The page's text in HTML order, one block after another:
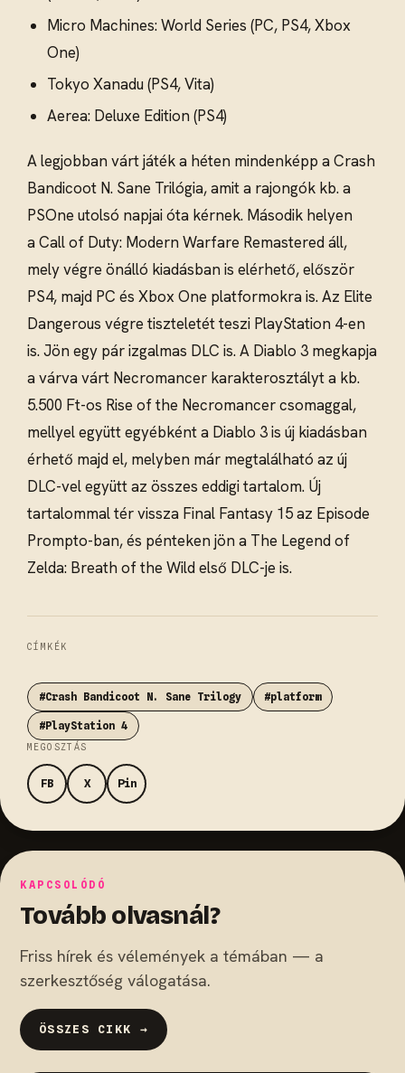
Micro Machines: World Series (PC, PS4, Xbox
One)
Tokyo Xanadu (PS4, Vita)
Aerea: Deluxe Edition (PS4)
A legjobban várt játék a héten mindenképp a Crash
Bandicoot N. Sane Trilógia, amit a rajongók kb. a
PSOne utolsó napjai óta kérnek. Második helyen
a Call of Duty: Modern Warfare Remastered áll,
mely végre önálló kiadásban is elérhető, először
PS4, majd PC és Xbox One platformokra is. Az Elite
Dangerous végre tiszteletét teszi PlayStation 4-en
is. Jön egy pár izgalmas DLC is. A Diablo 3 megkapja
a várva várt Necromancer karakterosztályt a kb.
5.500 Ft-os Rise of the Necromancer csomaggal,
mellyel együtt egyébként a Diablo 3 is új kiadásban
érhető majd el, melyben már megtalálható az új
DLC-vel együtt az összes eddigi tartalom. Új
tartalommal tér vissza Final Fantasy 15 az Episode
Prompto-ban, és pénteken jön a The Legend of
Zelda: Breath of the Wild első DLC-je is.
CÍMKÉK
#Crash Bandicoot N. Sane Trilogy #platform
#PlayStation 4
MEGOSZTÁS
FB X Pin
KAPCSOLÓDÓ
Tovább olvasnál?
Friss hírek és vélemények a témában — a
szerkesztőség válogatása.
ÖSSZES CIKK →